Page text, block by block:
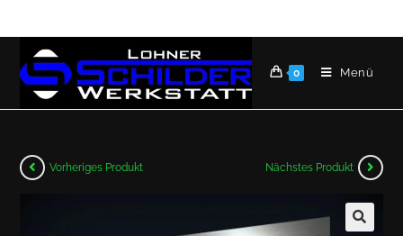
0 Menü
Vorheriges Produkt Nächstes Produkt